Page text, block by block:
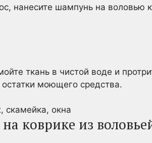
нанесите шампунь на воловью
ткань в чистой воде и
моющего средства.
коврике из